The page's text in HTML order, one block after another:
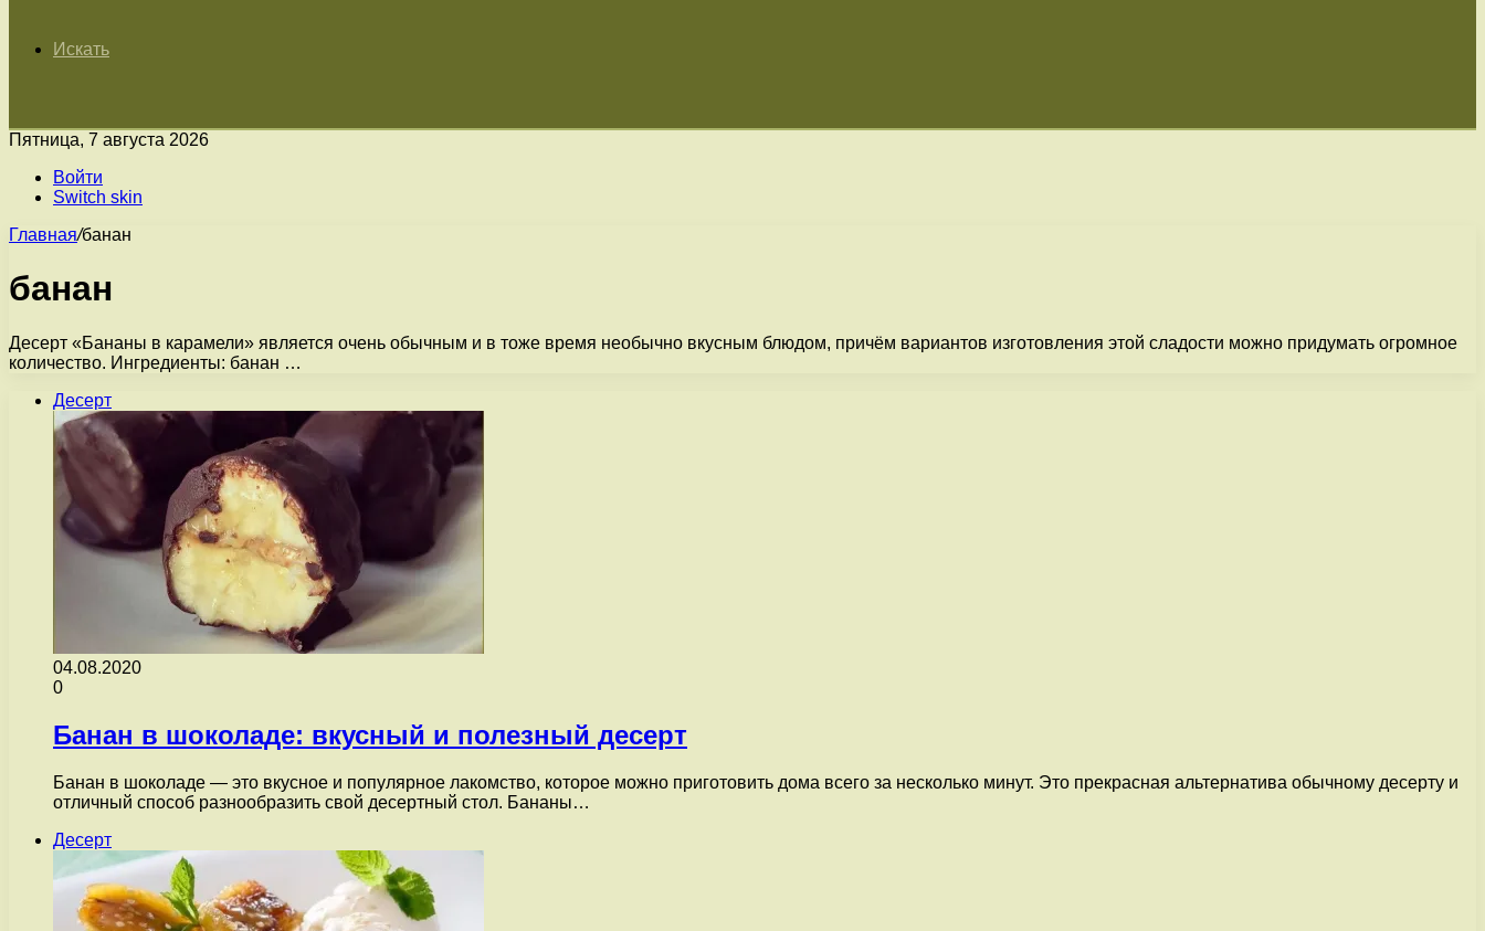
Искать
Пятница, 7 августа 2026
Войти
Switch skin
Главная/банан
банан
Десерт «Бананы в карамели» является очень обычным и в тоже время необычно вкусным блюдом, причём вариантов изготовления этой сладости можно придумать огромное
количество. Ингредиенты: банан …
Десерт
04.08.2020
0
Банан в шоколаде: вкусный и полезный десерт
Банан в шоколаде — это вкусное и популярное лакомство, которое можно приготовить дома всего за несколько минут. Это прекрасная альтернатива обычному десерту и
отличный способ разнообразить свой десертный стол. Бананы…
Десерт